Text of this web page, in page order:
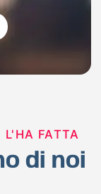
FATTA
di noi